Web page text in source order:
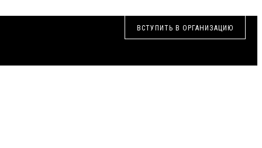
ВСТУПИТЬ В ОРГАНИЗАЦИЮ